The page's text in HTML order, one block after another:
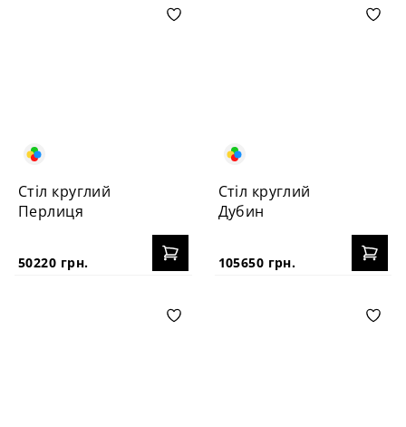
Стіл круглий
Перлиця
50220 грн.
Стіл круглий
Дубин
105650 грн.